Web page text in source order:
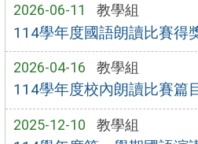
2026-06-11 教學組
114學年度國語朗讀比賽得
2026-04-16 教學組
114學年度校內朗讀比賽篇
2025-12-10 教學組